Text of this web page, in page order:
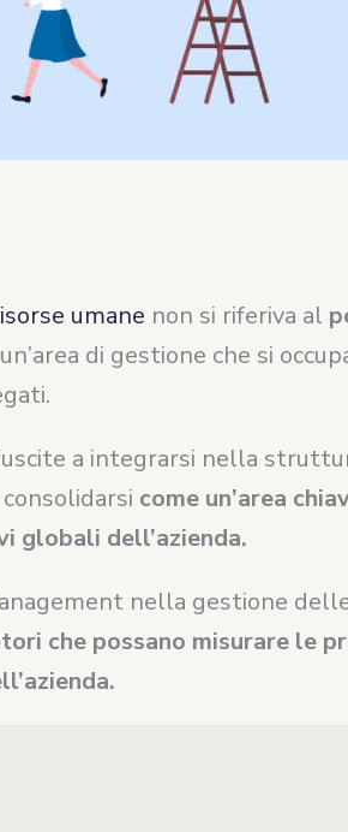
umane non si riferiva al
di gestione che si
a integrarsi nella
come un’area
globali dell’azienda.
nella gestione
che possano misurare le